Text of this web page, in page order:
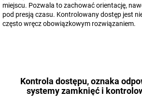
miejscu. Pozwala to zachować orientację,
pod presją czasu. Kontrolowany dostęp jest
często wręcz obowiązkowym rozwiązaniem.
Kontrola dostępu, oznaka
systemy zamknięć i